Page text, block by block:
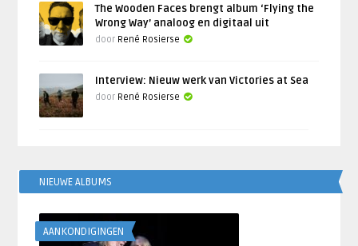
The Wooden Faces brengt album ‘Flying the
Wrong Way’ analoog en digitaal uit
door René Rosierse
Interview: Nieuw werk van Victories at Sea
door René Rosierse
NIEUWE ALBUMS
AANKONDIGINGEN